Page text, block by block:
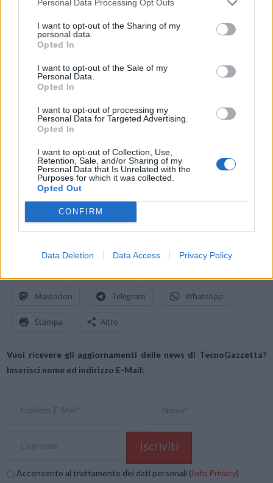
Personal Data Processing Opt Outs
I want to opt-out of the Sharing of my
personal data.
Opted In
I want to opt-out of the Sale of my
Personal Data.
Opted In
I want to opt-out of processing my
Personal Data for Targeted Advertising.
Opted In
I want to opt-out of Collection, Use,
Retention, Sale, and/or Sharing of my
Personal Data that Is Unrelated with the
Purposes for which it was collected.
Opted Out
CONFIRM
Data Deletion Data Access Privacy Policy
Parteciperanno alla presentazione: Lorena Gandolfini, CMO BIP;
Luca Monaco, Global Head of Content BIP, Simona Calo, regista e
sceneggiatrice; Tom Feasby, attore; Vincenzo Adelini, Composer;
interverranno in un talk: Brando Benifei, Eurodeputato e relatore
dell’AI Act, Maurizio Molinari, Head of Liaison Office Milan
Competence Manager BIP xTech e Maura Nespoli, VP of Sales for
Renewables and Sustainable solutions Prysmian.
Quando sarà visibile in streaming?
La presentazione anticiperà la messa in onda del film sulle
piattaforme Prime Video e Apple Tv, dove il documentario sarà
disponibile dal 23 febbraio 2024.
Mastodon Telegram WhatsApp
Stampa Altro
Vuoi ricevere gli aggiornamenti delle news di TecnoGazzetta?
Inserisci nome ed indirizzo E-Mail:
Acconsento al trattamento dei dati personali (Info Privacy)